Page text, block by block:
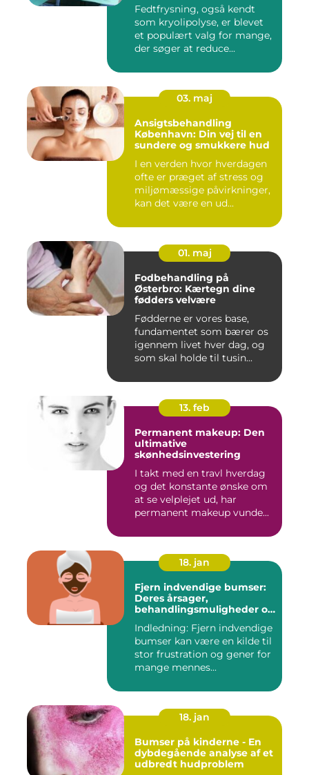
Fedtfrysning, også kendt
som kryolipolyse, er blevet
et populært valg for mange,
der søger at reduce...
03. maj
Ansigtsbehandling
København: Din vej til en
sundere og smukkere hud
I en verden hvor hverdagen
ofte er præget af stress og
miljømæssige påvirkninger,
kan det være en ud...
01. maj
Fodbehandling på
Østerbro: Kærtegn dine
fødders velvære
Fødderne er vores base,
fundamentet som bærer os
igennem livet hver dag, og
som skal holde til tusin...
13. feb
Permanent makeup: Den
ultimative
skønhedsinvestering
I takt med en travl hverdag
og det konstante ønske om
at se velplejet ud, har
permanent makeup vunde...
18. jan
Fjern indvendige bumser:
Deres årsager,
behandlingsmuligheder og
Indledning: Fjern indvendige
bumser kan være en kilde til
stor frustration og gener for
mange mennes...
18. jan
Bumser på kinderne - En
dybdegående analyse af et
udbredt hudproblem